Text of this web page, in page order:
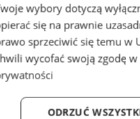
wybory dotyczą
się na prawnie
sprzeciwić się temu w
wycofać swoją zgodę w
ODRZUĆ